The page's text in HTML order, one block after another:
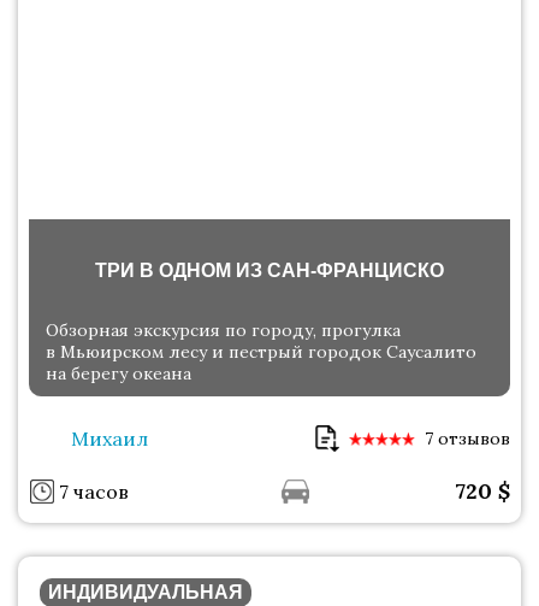
ТРИ В ОДНОМ ИЗ САН-ФРАНЦИСКО
Обзорная экскурсия по городу, прогулка
в Мьюирском лесу и пестрый городок Саусалито
на берегу океана
Михаил 7 отзывов
7 часов 720 $
ИНДИВИДУАЛЬНАЯ